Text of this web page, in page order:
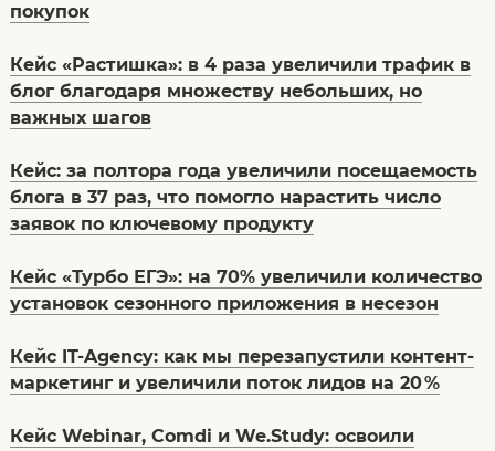
покупок
Кейс «Растишка»: в 4 раза увеличили трафик в
блог благодаря множеству небольших, но
важных шагов
Кейс: за полтора года увеличили посещаемость
блога в 37 раз, что помогло нарастить число
заявок по ключевому продукту
Кейс «Турбо ЕГЭ»: на 70% увеличили количество
установок сезонного приложения в несезон
Кейс IT-Agency: как мы перезапустили контент-
маркетинг и увеличили поток лидов на 20 %
Кейс Webinar, Comdi и We.Study: освоили